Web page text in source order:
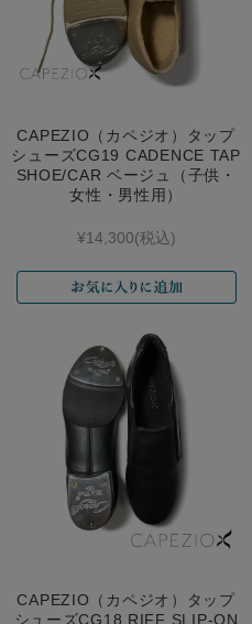
CAPEZIO（カペジオ）タップ
シューズCG19 CADENCE TAP
SHOE/CAR ベージュ（子供・
女性・男性用）
¥14,300(税込)
CAPEZIO（カペジオ）タップ
シューズCG18 RIFF SLIP-ON